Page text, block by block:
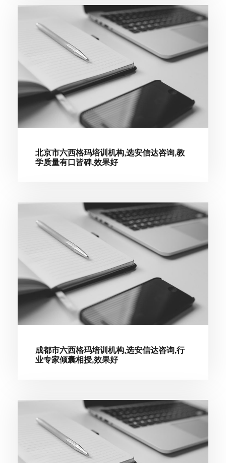
北京市六西格玛培训机构,选安信达咨询,教
学质量有口皆碑,效果好
成都市六西格玛培训机构,选安信达咨询,行
业专家倾囊相授,效果好